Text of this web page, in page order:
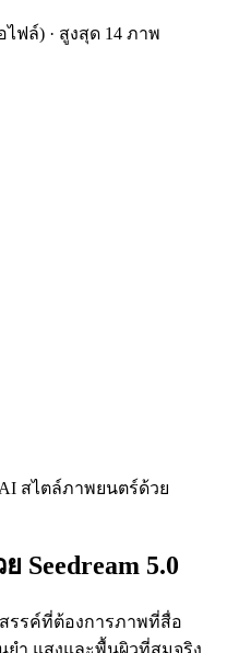
ไฟล์) · สูงสุด 14 ภาพ
สไตล์ภาพยนตร์ด้วย
Seedream 5.0
สรรค์ที่ต้องการภาพที่สื่อ
ำ แสงและพื้นผิวที่สมจริง